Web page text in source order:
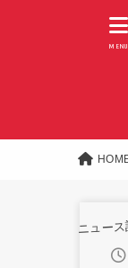
MENU
ニュー